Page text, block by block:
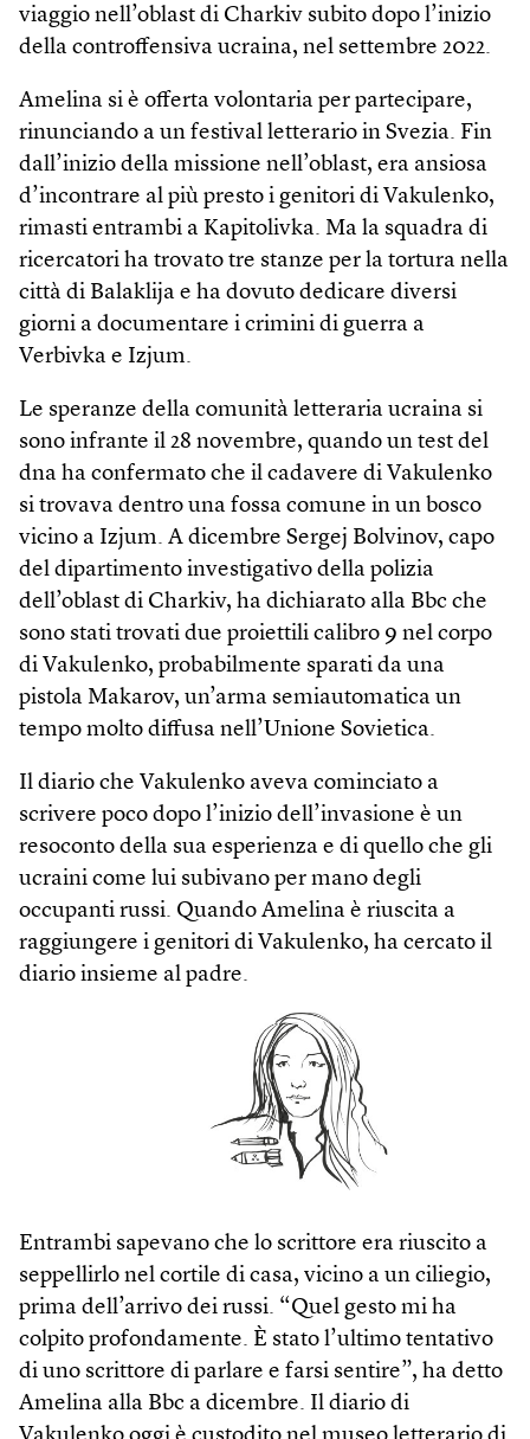
viaggio nell’oblast di Charkiv subito dopo l’inizio
della controffensiva ucraina, nel settembre 2022.
Amelina si è offerta volontaria per partecipare,
rinunciando a un festival letterario in Svezia. Fin
dall’inizio della missione nell’oblast, era ansiosa
d’incontrare al più presto i genitori di Vakulenko,
rimasti entrambi a Kapitolivka. Ma la squadra di
ricercatori ha trovato tre stanze per la tortura nella
città di Balaklija e ha dovuto dedicare diversi
giorni a documentare i crimini di guerra a
Verbivka e Izjum.
Le speranze della comunità letteraria ucraina si
sono infrante il 28 novembre, quando un test del
dna ha confermato che il cadavere di Vakulenko
si trovava dentro una fossa comune in un bosco
vicino a Izjum. A dicembre Sergej Bolvinov, capo
del dipartimento investigativo della polizia
dell’oblast di Charkiv, ha dichiarato alla Bbc che
sono stati trovati due proiettili calibro 9 nel corpo
di Vakulenko, probabilmente sparati da una
pistola Makarov, un’arma semiautomatica un
tempo molto diffusa nell’Unione Sovietica.
Il diario che Vakulenko aveva cominciato a
scrivere poco dopo l’inizio dell’invasione è un
resoconto della sua esperienza e di quello che gli
ucraini come lui subivano per mano degli
occupanti russi. Quando Amelina è riuscita a
raggiungere i genitori di Vakulenko, ha cercato il
diario insieme al padre.
Entrambi sapevano che lo scrittore era riuscito a
seppellirlo nel cortile di casa, vicino a un ciliegio,
prima dell’arrivo dei russi. “Quel gesto mi ha
colpito profondamente. È stato l’ultimo tentativo
di uno scrittore di parlare e farsi sentire”, ha detto
Amelina alla Bbc a dicembre. Il diario di